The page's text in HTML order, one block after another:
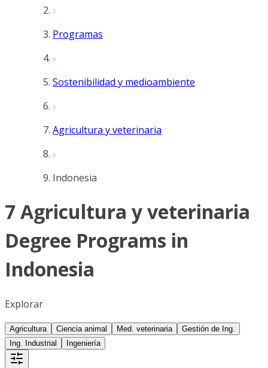
Programas
Sostenibilidad y medioambiente
Agricultura y veterinaria
Indonesia
7 Agricultura y veterinaria
Degree Programs in
Indonesia
Explorar
Agricultura Ciencia animal Med. veterinaria
Gestión de Ing.
Ing. Industrial
Ingeniería